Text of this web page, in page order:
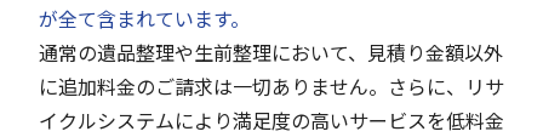
が全て含まれています。
通常の遺品整理や生前整理において、見積り金額以外
に追加料金のご請求は一切ありません。さらに、リサ
イクルシステムにより満足度の高いサービスを低料金